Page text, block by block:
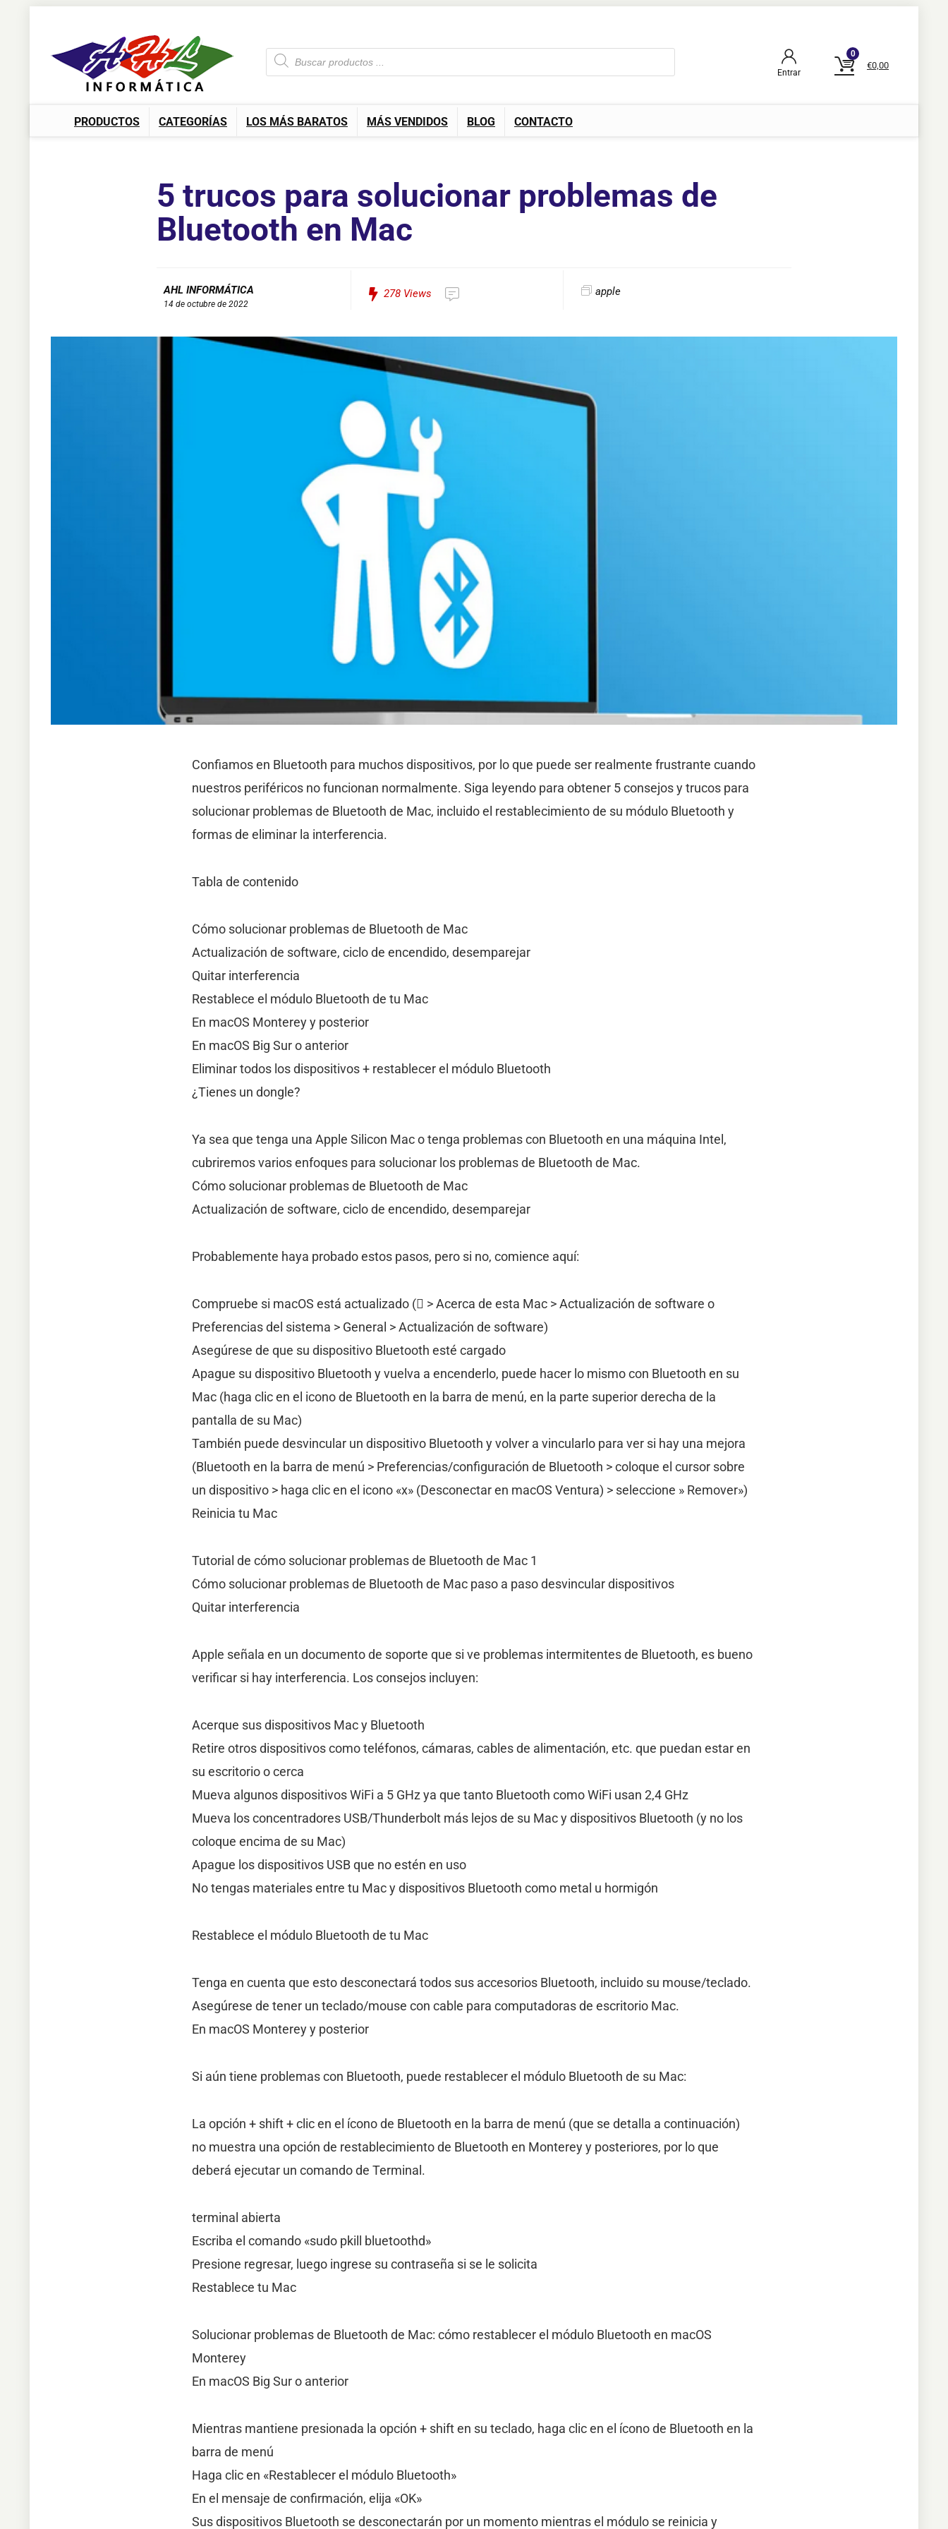
Entrar
0
€0,00
PRODUCTOS CATEGORÍAS LOS MÁS BARATOS MÁS VENDIDOS BLOG CONTACTO
5 trucos para solucionar problemas de
Bluetooth en Mac
AHL INFORMÁTICA
14 de octubre de 2022
278Views apple
Confiamos en Bluetooth para muchos dispositivos, por lo que puede ser realmente frustrante cuando
nuestros periféricos no funcionan normalmente. Siga leyendo para obtener 5 consejos y trucos para
solucionar problemas de Bluetooth de Mac, incluido el restablecimiento de su módulo Bluetooth y
formas de eliminar la interferencia.
Tabla de contenido
Cómo solucionar problemas de Bluetooth de Mac
Actualización de software, ciclo de encendido, desemparejar
Quitar interferencia
Restablece el módulo Bluetooth de tu Mac
En macOS Monterey y posterior
En macOS Big Sur o anterior
Eliminar todos los dispositivos + restablecer el módulo Bluetooth
¿Tienes un dongle?
Ya sea que tenga una Apple Silicon Mac o tenga problemas con Bluetooth en una máquina Intel,
cubriremos varios enfoques para solucionar los problemas de Bluetooth de Mac.
Cómo solucionar problemas de Bluetooth de Mac
Actualización de software, ciclo de encendido, desemparejar
Probablemente haya probado estos pasos, pero si no, comience aquí:
Compruebe si macOS está actualizado ( > Acerca de esta Mac > Actualización de software o
Preferencias del sistema > General > Actualización de software)
Asegúrese de que su dispositivo Bluetooth esté cargado
Apague su dispositivo Bluetooth y vuelva a encenderlo, puede hacer lo mismo con Bluetooth en su
Mac (haga clic en el icono de Bluetooth en la barra de menú, en la parte superior derecha de la
pantalla de su Mac)
También puede desvincular un dispositivo Bluetooth y volver a vincularlo para ver si hay una mejora
(Bluetooth en la barra de menú > Preferencias/configuración de Bluetooth > coloque el cursor sobre
un dispositivo > haga clic en el icono «x» (Desconectar en macOS Ventura) > seleccione » Remover»)
Reinicia tu Mac
Tutorial de cómo solucionar problemas de Bluetooth de Mac 1
Cómo solucionar problemas de Bluetooth de Mac paso a paso desvincular dispositivos
Quitar interferencia
Apple señala en un documento de soporte que si ve problemas intermitentes de Bluetooth, es bueno
verificar si hay interferencia. Los consejos incluyen:
Acerque sus dispositivos Mac y Bluetooth
Retire otros dispositivos como teléfonos, cámaras, cables de alimentación, etc. que puedan estar en
su escritorio o cerca
Mueva algunos dispositivos WiFi a 5 GHz ya que tanto Bluetooth como WiFi usan 2,4 GHz
Mueva los concentradores USB/Thunderbolt más lejos de su Mac y dispositivos Bluetooth (y no los
coloque encima de su Mac)
Apague los dispositivos USB que no estén en uso
No tengas materiales entre tu Mac y dispositivos Bluetooth como metal u hormigón
Restablece el módulo Bluetooth de tu Mac
Tenga en cuenta que esto desconectará todos sus accesorios Bluetooth, incluido su mouse/teclado.
Asegúrese de tener un teclado/mouse con cable para computadoras de escritorio Mac.
En macOS Monterey y posterior
Si aún tiene problemas con Bluetooth, puede restablecer el módulo Bluetooth de su Mac:
La opción + shift + clic en el ícono de Bluetooth en la barra de menú (que se detalla a continuación)
no muestra una opción de restablecimiento de Bluetooth en Monterey y posteriores, por lo que
deberá ejecutar un comando de Terminal.
terminal abierta
Escriba el comando «sudo pkill bluetoothd»
Presione regresar, luego ingrese su contraseña si se le solicita
Restablece tu Mac
Solucionar problemas de Bluetooth de Mac: cómo restablecer el módulo Bluetooth en macOS
Monterey
En macOS Big Sur o anterior
Mientras mantiene presionada la opción + shift en su teclado, haga clic en el ícono de Bluetooth en la
barra de menú
Haga clic en «Restablecer el módulo Bluetooth»
En el mensaje de confirmación, elija «OK»
Sus dispositivos Bluetooth se desconectarán por un momento mientras el módulo se reinicia y